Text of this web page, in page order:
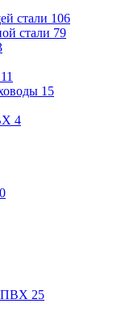
стали 106
стали 79
11
15
4
0
ПВХ 25